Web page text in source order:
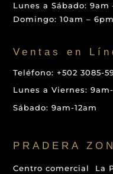
Lunes a Sábado: 9am
Domingo: 10am – 6pm
Ventas en
Teléfono: +502 3085-
Lunes a Viernes:
Sábado: 9am-12am
PRADERA
Centro comercial La